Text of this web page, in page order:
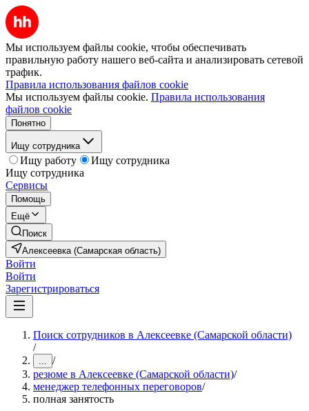
Мы используем файлы cookie, чтобы обеспечивать
правильную работу нашего веб-сайта и анализировать сетевой
трафик.
Правила использования файлов cookie
Мы используем файлы cookie. Правила использования
файлов cookie
Понятно
Ищу сотрудника
Ищу работу
Ищу сотрудника
Ищу сотрудника
Сервисы
Помощь
Ещё
Поиск
Алексеевка (Самарская область)
Войти
Войти
Зарегистрироваться
Поиск сотрудников в Алексеевке (Самарской области)
/
... /
резюме в Алексеевке (Самарской области)/
менеджер телефонных переговоров/
полная занятость